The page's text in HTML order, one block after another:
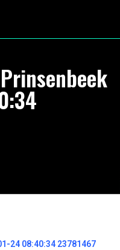
24 08:40:34 23781467